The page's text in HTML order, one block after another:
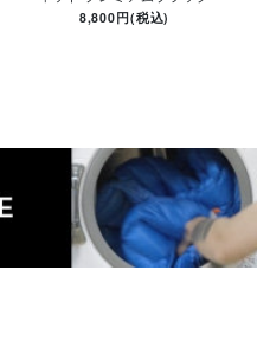
8,800円(税込)